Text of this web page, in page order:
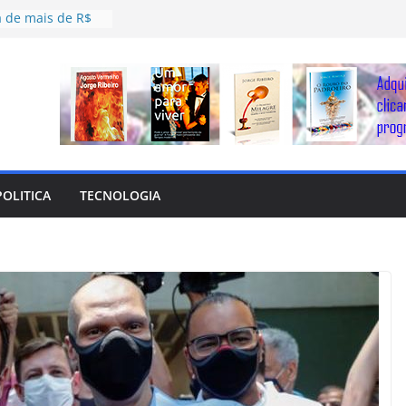
mais de R$
o Bahia da
de
recado ao
no Engenho
TECNOLOGIA